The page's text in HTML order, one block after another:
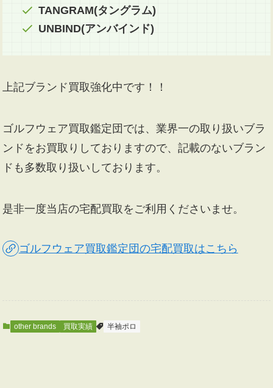
TANGRAM(タングラム)
UNBIND(アンバインド)
上記ブランド買取強化中です！！
ゴルフウェア買取鑑定団では、業界一の取り扱いブラ
ンドをお買取りしておりますので、記載のないブラン
ドも多数取り扱いしております。
是非一度当店の宅配買取をご利用くださいませ。
ゴルフウェア買取鑑定団の宅配買取はこちら
other brands 買取実績 半袖ポロ